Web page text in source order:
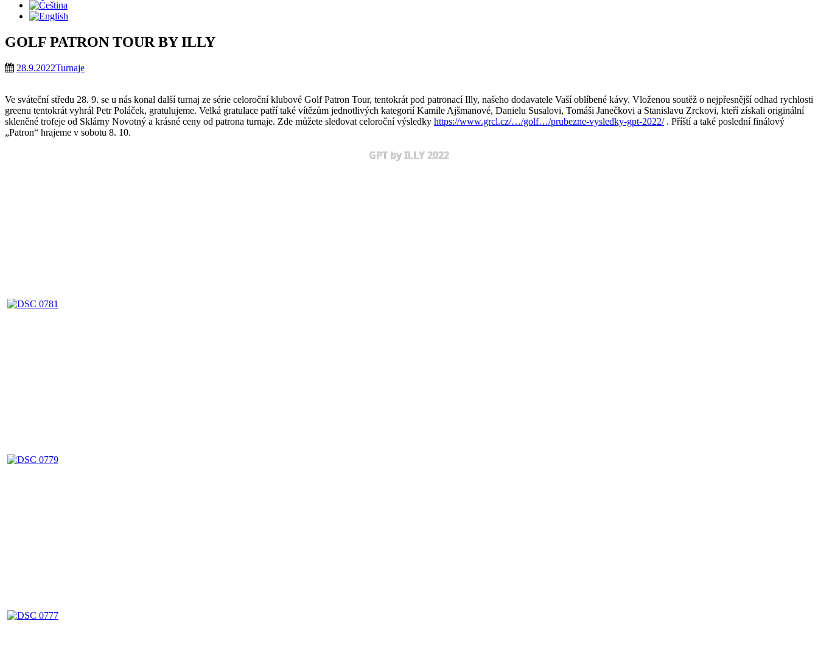
GOLF PATRON TOUR BY ILLY
28.9.2022Turnaje
Ve sváteční středu 28. 9. se u nás konal další turnaj ze série celoroční klubové Golf Patron Tour, tentokrát pod patronací Illy, našeho dodavatele Vaší oblíbené kávy. Vloženou soutěž o nejpřesnější odhad rychlosti
greenu tentokrát vyhrál Petr Poláček, gratulujeme. Velká gratulace patří také vítězům jednotlivých kategorií Kamile Ajšmanové, Danielu Susalovi, Tomáši Janečkovi a Stanislavu Zrckovi, kteří získali originální
skleněné trofeje od Sklárny Novotný a krásné ceny od patrona turnaje. Zde můžete sledovat celoroční výsledky https://www.grcl.cz/…/golf…/prubezne-vysledky-gpt-2022/. Příští a také poslední finálový
„Patron“ hrajeme v sobotu 8. 10.
GPT by ILLY 2022